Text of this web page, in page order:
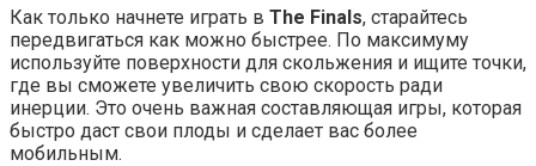
Как только начнете играть в The Finals, старайтесь
передвигаться как можно быстрее. По максимуму
используйте поверхности для скольжения и ищите точки,
где вы сможете увеличить свою скорость ради
инерции. Это очень важная составляющая игры, которая
быстро даст свои плоды и сделает вас более
мобильным.